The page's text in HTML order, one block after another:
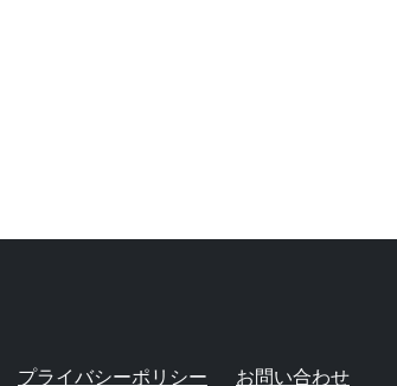
プライバシーポリシー お問い合わせ